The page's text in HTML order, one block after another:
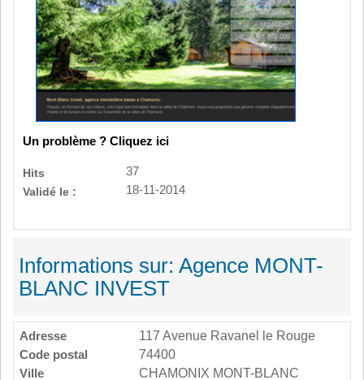
Un problème ? Cliquez ici
Hits
37
Validé le :
18-11-2014
Informations sur: Agence MONT-
BLANC INVEST
Adresse
117 Avenue Ravanel le Rouge
Code postal
74400
Ville
CHAMONIX MONT-BLANC